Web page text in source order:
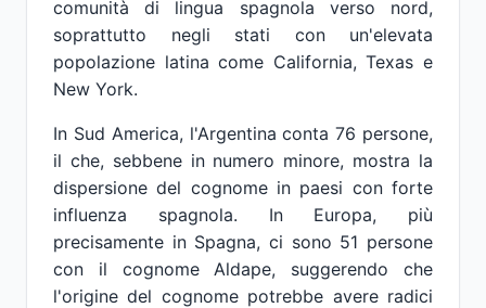
comunità di lingua spagnola verso nord,
soprattutto negli stati con un'elevata
popolazione latina come California, Texas e
New York.
In Sud America, l'Argentina conta 76 persone,
il che, sebbene in numero minore, mostra la
dispersione del cognome in paesi con forte
influenza spagnola. In Europa, più
precisamente in Spagna, ci sono 51 persone
con il cognome Aldape, suggerendo che
l'origine del cognome potrebbe avere radici